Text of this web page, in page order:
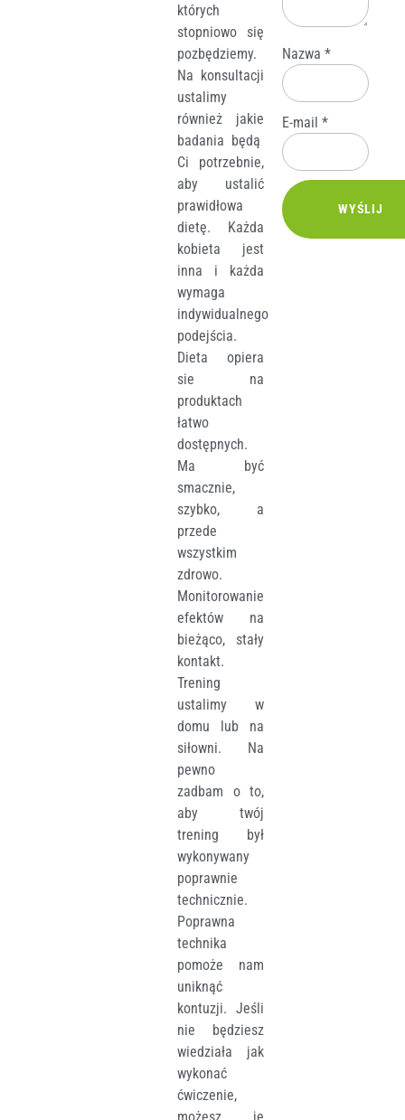
których
stopniowo się
pozbędziemy.
Na konsultacji
ustalimy
również jakie
badania będą
Ci potrzebnie,
aby ustalić
prawidłowa
dietę. Każda
kobieta jest
inna i każda
wymaga
indywidualnego
podejścia.
Dieta opiera
sie na
produktach
łatwo
dostępnych.
Ma być
smacznie,
szybko, a
przede
wszystkim
zdrowo.
Monitorowanie
efektów na
bieżąco, stały
kontakt.
Trening
ustalimy w
domu lub na
siłowni. Na
pewno
zadbam o to,
aby twój
trening był
wykonywany
poprawnie
technicznie.
Poprawna
technika
pomoże nam
uniknąć
kontuzji. Jeśli
nie będziesz
wiedziała jak
wykonać
ćwiczenie,
możesz je
Nazwa *
E-mail *